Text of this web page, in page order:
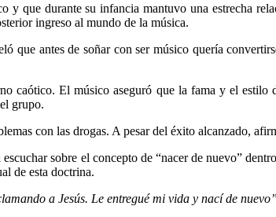
que durante su infancia mantuvo una estrecha
ingreso al mundo de la música.
que antes de soñar con ser músico quería
caótico. El músico aseguró que la fama y el
grupo.
con las drogas. A pesar del éxito alcanzado,
sobre el concepto de “nacer de nuevo”
de esta doctrina.
a Jesús. Le entregué mi vida y nací de nuevo”